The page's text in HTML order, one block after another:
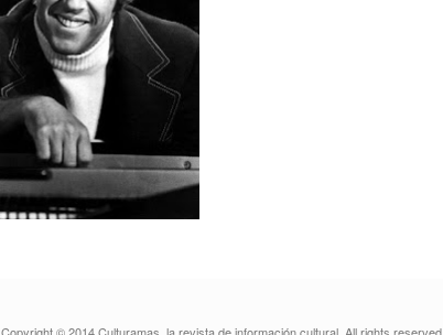
Copyright © 2014 Culturamas, la revista de información cultural. All rights reserved.